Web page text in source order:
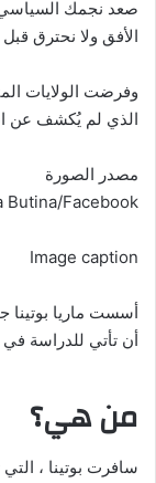
صعد نجمك السياسي
الأفق ولا نحترق قبل
وفرضت الولايات
الذي لم يُكشف عن
مصدر الصورة
Butina/Facebook
Image caption
أسست ماريا
أن تأتي للدراسة في
من هي؟
سافرت بوتينا ، التي